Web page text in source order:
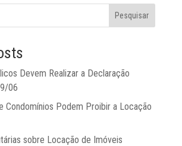
Pesquisar
Devem Realizar a Declaração
06
Condomínios Podem Proibir a Locação
sobre Locação de Imóveis